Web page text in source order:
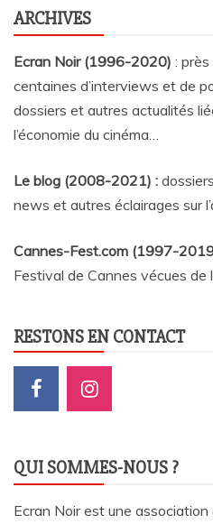
ARCHIVES
Ecran Noir (1996-2020) :
centaines d’interviews et de
dossiers et autres actualités
l’économie du cinéma…
Le blog (2008-2021) :
news et autres éclairages sur
Cannes-Fest.com (1997-
Festival de Cannes vécues de
RESTONS EN CONTACT
QUI SOMMES-NOUS ?
Ecran Noir est une